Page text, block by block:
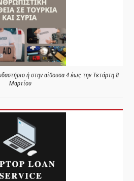
ή στην αίθουσα 4 έως την Τετάρτη 8
Μαρτίου